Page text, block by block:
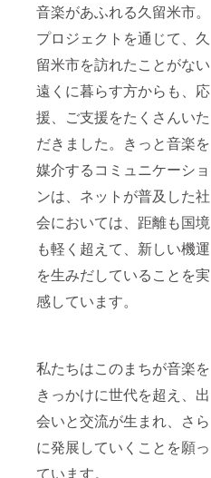
音楽があふれる久留米市。
プロジェクトを通じて、久
留米市を訪れたことがない
遠くに暮らす方からも、応
援、ご支援をたくさんいた
だきました。きっと音楽を
媒介するコミュニケーショ
ンは、ネットが普及した社
会においては、距離も国境
も軽く超えて、新しい機運
を生みだしていることを実
感しています。
私たちはこのまちが音楽を
きっかけに世代を超え、出
会いと交流が生まれ、さら
に発展していくことを願っ
ています。